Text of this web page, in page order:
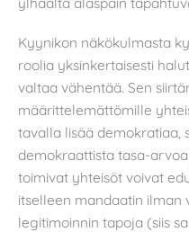
Kyynikon näkökulmasta
roolia yksinkertaisesti
valtaa vähentää. Sen
määrittelemättömille
tavalla lisää demokratiaa,
demokraattista tasa-
toimivat yhteisöt voivat
itselleen mandaatin ilman
legitimoinnin tapoja (siis